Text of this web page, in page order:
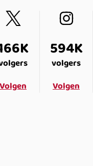
Volgen
594K
volgers
Volgen